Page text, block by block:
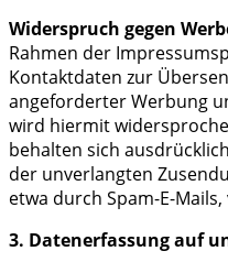
Widerspruch gegen
Rahmen der
Kontaktdaten zur
angeforderter Werbung
wird hiermit
behalten sich
der unverlangten
etwa durch Spam-E-Mails,
3. Datenerfassung auf